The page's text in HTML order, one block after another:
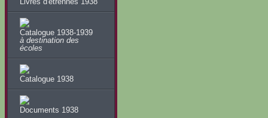
Catalogue 1938-1939
à destination des
écoles
Catalogue 1938
Documents 1938